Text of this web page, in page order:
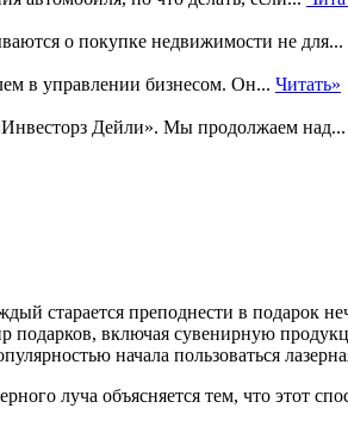
о покупке недвижимости не для...
в управлении бизнесом. Он... Читать»
Дейли». Мы продолжаем над...
старается преподнести в подарок
включая сувенирную
начала пользоваться
луча объясняется тем, что этот